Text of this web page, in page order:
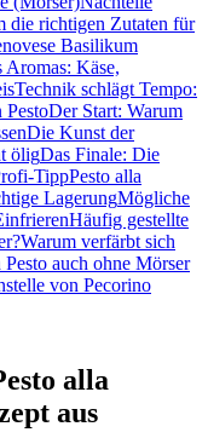
die richtigen Zutaten für
Basilikum
Aromas: Käse,
Technik schlägt Tempo:
PestoDer Start: Warum
Die Kunst der
öligDas Finale: Die
TippPesto alla
LagerungMögliche
Häufig gestellte
Warum verfärbt sich
auch ohne Mörser
von Pecorino
alla
aus